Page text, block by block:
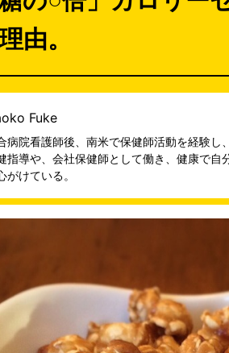
由。
Fuke
病院看護師後、南米で保健師活動を経験し
指導や、会社保健師として働き、健康で
がけている。